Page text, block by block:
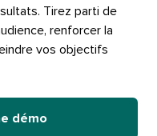
Tirez parti de
renforcer la
vos objectifs
démo​​